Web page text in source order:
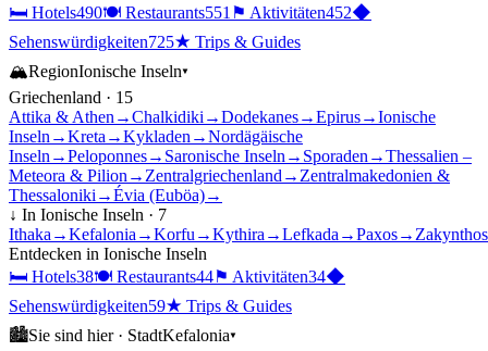
🛏 Hotels490🍽 Restaurants551 ⚑ Aktivitäten452◆
Sehenswürdigkeiten725★ Trips & Guides
🏔RegionIonische Inseln▾
Griechenland · 15
Attika & Athen →Chalkidiki →Dodekanes→Epirus→Ionische
Inseln →Kreta →Kykladen →Nordägäische
Inseln →Peloponnes→ Saronische Inseln → Sporaden →Thessalien –
Meteora & Pilion → Zentralgriechenland → Zentralmakedonien &
Thessaloniki →Évia (Euböa)→
↓ In Ionische Inseln · 7
Ithaka →Kefalonia →Korfu →Kythira →Lefkada →Paxos→ Zakynthos
Entdecken in Ionische Inseln
🛏 Hotels38🍽 Restaurants44⚑ Aktivitäten34◆
Sehenswürdigkeiten59★ Trips & Guides
🏙Sie sind hier · StadtKefalonia▾